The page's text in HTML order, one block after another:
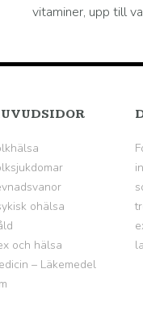
vitaminer, upp till
ohälsa
och hälsa
– Läkemedel